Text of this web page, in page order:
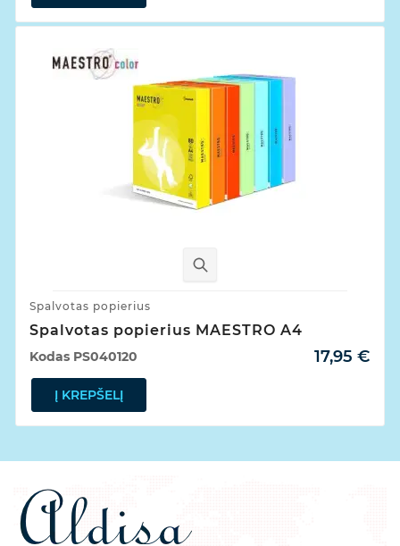
Spalvotas popierius
Spalvotas popierius MAESTRO A4
17,95 €
Kodas PS040120
Į KREPŠELĮ